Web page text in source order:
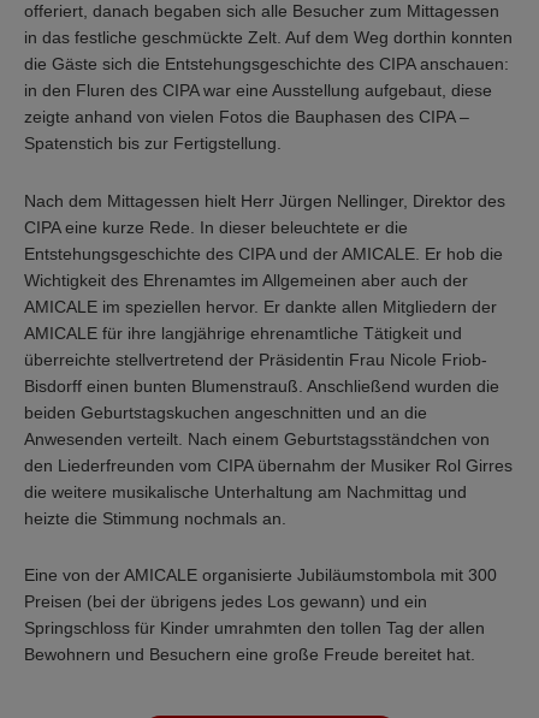
offeriert, danach begaben sich alle Besucher zum Mittagessen
in das festliche geschmückte Zelt. Auf dem Weg dorthin konnten
die Gäste sich die Entstehungsgeschichte des CIPA anschauen:
in den Fluren des CIPA war eine Ausstellung aufgebaut, diese
zeigte anhand von vielen Fotos die Bauphasen des CIPA –
Spatenstich bis zur Fertigstellung.
Nach dem Mittagessen hielt Herr Jürgen Nellinger, Direktor des
CIPA eine kurze Rede. In dieser beleuchtete er die
Entstehungsgeschichte des CIPA und der AMICALE. Er hob die
Wichtigkeit des Ehrenamtes im Allgemeinen aber auch der
AMICALE im speziellen hervor. Er dankte allen Mitgliedern der
AMICALE für ihre langjährige ehrenamtliche Tätigkeit und
überreichte stellvertretend der Präsidentin Frau Nicole Friob-
Bisdorff einen bunten Blumenstrauß. Anschließend wurden die
beiden Geburtstagskuchen angeschnitten und an die
Anwesenden verteilt. Nach einem Geburtstagsständchen von
den Liederfreunden vom CIPA übernahm der Musiker Rol Girres
die weitere musikalische Unterhaltung am Nachmittag und
heizte die Stimmung nochmals an.
Eine von der AMICALE organisierte Jubiläumstombola mit 300
Preisen (bei der übrigens jedes Los gewann) und ein
Springschloss für Kinder umrahmten den tollen Tag der allen
Bewohnern und Besuchern eine große Freude bereitet hat.